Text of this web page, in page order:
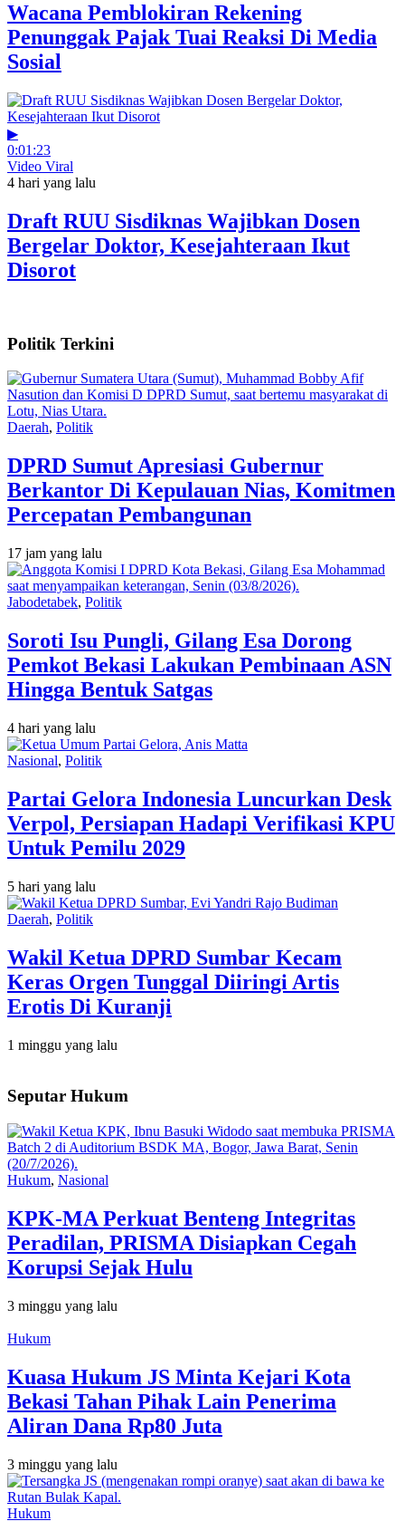
Wacana Pemblokiran Rekening
Penunggak Pajak Tuai Reaksi Di Media
Sosial
▶
0:01:23
Video Viral
4 hari yang lalu
Draft RUU Sisdiknas Wajibkan Dosen
Bergelar Doktor, Kesejahteraan Ikut
Disorot
Politik Terkini
Daerah, Politik
DPRD Sumut Apresiasi Gubernur
Berkantor Di Kepulauan Nias, Komitmen
Percepatan Pembangunan
17 jam yang lalu
Jabodetabek, Politik
Soroti Isu Pungli, Gilang Esa Dorong
Pemkot Bekasi Lakukan Pembinaan ASN
Hingga Bentuk Satgas
4 hari yang lalu
Nasional, Politik
Partai Gelora Indonesia Luncurkan Desk
Verpol, Persiapan Hadapi Verifikasi KPU
Untuk Pemilu 2029
5 hari yang lalu
Daerah, Politik
Wakil Ketua DPRD Sumbar Kecam
Keras Orgen Tunggal Diiringi Artis
Erotis Di Kuranji
1 minggu yang lalu
Seputar Hukum
Hukum, Nasional
KPK-MA Perkuat Benteng Integritas
Peradilan, PRISMA Disiapkan Cegah
Korupsi Sejak Hulu
3 minggu yang lalu
Hukum
Kuasa Hukum JS Minta Kejari Kota
Bekasi Tahan Pihak Lain Penerima
Aliran Dana Rp80 Juta
3 minggu yang lalu
Hukum